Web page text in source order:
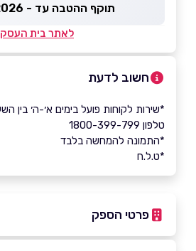
תוקף ההטבה עד - 10.09.2026
לאתר בית העסק
חשוב לדעת
טלפון 1800-399-799
*התמונה להמחשה בלבד
*ט.ל.ח
פרטי הספק